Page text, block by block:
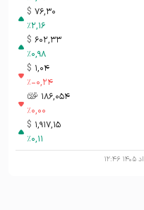
76,30
$
%2,16
602,33
$
%0,98
1,04
$
%-0,24
186,054 تومان-ء
%0,00
1,917,15
$
%0,11